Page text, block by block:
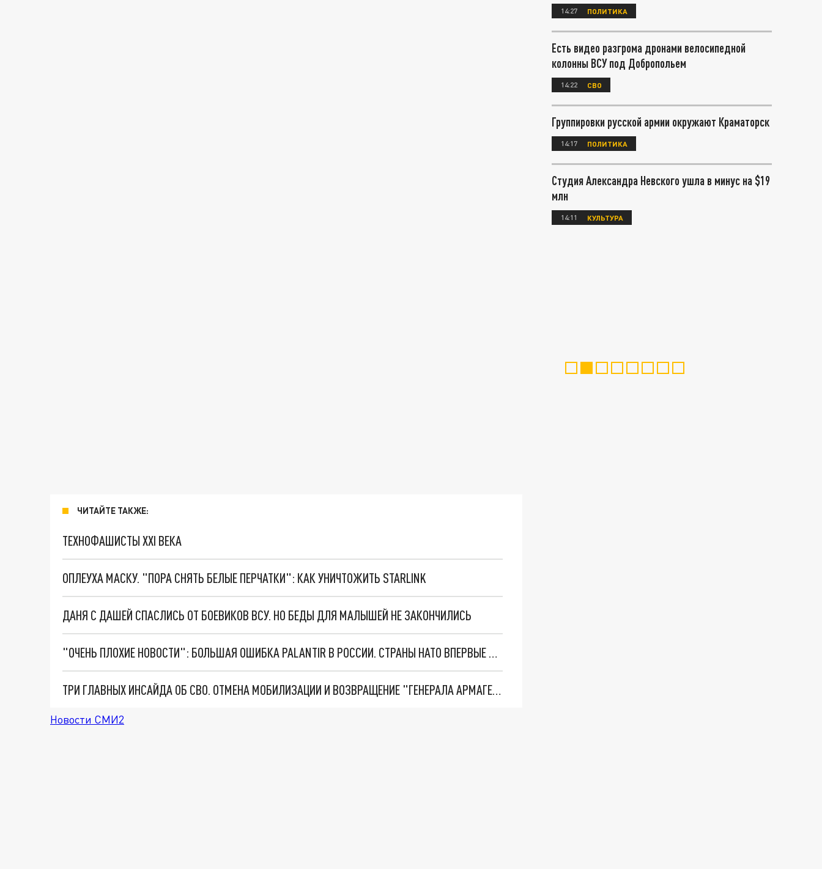
ЧИТАЙТЕ ТАКЖЕ:
ТЕХНОФАШИСТЫ XXI ВЕКА
ОПЛЕУХА МАСКУ. "ПОРА СНЯТЬ БЕЛЫЕ ПЕРЧАТКИ": КАК УНИЧТОЖИТЬ STARLINK
ДАНЯ С ДАШЕЙ СПАСЛИСЬ ОТ БОЕВИКОВ ВСУ. НО БЕДЫ ДЛЯ МАЛЫШЕЙ НЕ ЗАКОНЧИЛИСЬ
"ОЧЕНЬ ПЛОХИЕ НОВОСТИ": БОЛЬШАЯ ОШИБКА PALANTIR В РОССИИ. СТРАНЫ НАТО ВПЕРВЫЕ ЗА СВО ОСТАНОВИЛИ ПОСТАВКИ ОРУЖИЯ. ВСУ ТЕРЯЮТ ПРИГРАНИЧЬЕ?
ТРИ ГЛАВНЫХ ИНСАЙДА ОБ СВО. ОТМЕНА МОБИЛИЗАЦИИ И ВОЗВРАЩЕНИЕ "ГЕНЕРАЛА АРМАГЕДДОНА"? ОТЛИЧНЫЕ НОВОСТИ, КОТОРЫЕ ЖДАЛИ ВСЕ
Новости СМИ2
14:27 ПОЛИТИКА
Есть видео разгрома дронами велосипедной
колонны ВСУ под Добропольем
14:22 СВО
Группировки русской армии окружают Краматорск
14:17 ПОЛИТИКА
Студия Александра Невского ушла в минус на $19
млн
14:11 КУЛЬТУРА